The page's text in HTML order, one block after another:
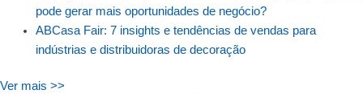
pode gerar mais oportunidades de negócio?
ABCasa Fair: 7 insights e tendências de vendas para
indústrias e distribuidoras de decoração
Ver mais >>